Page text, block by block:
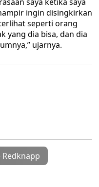
ingin disingkirkan
seperti orang
yang dia bisa, dan dia
ujarnya.
Redknapp